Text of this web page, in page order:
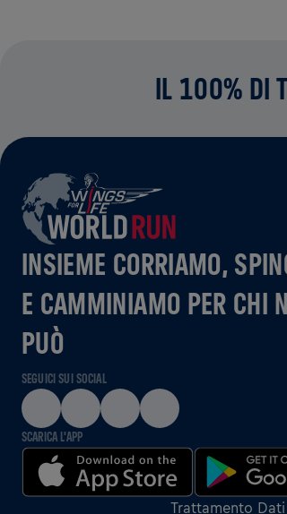
IL 100% DI
INSIEME CORRIAMO,
E CAMMINIAMO PER CHI
PUÒ
SEGUICI SUI SOCIAL
SCARICA L'APP
Trattamento Dati